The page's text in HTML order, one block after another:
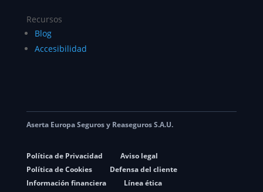
Recursos
Blog
Accesibilidad
Aserta Europa Seguros y Reaseguros S.A.U.
Política de Privacidad
Aviso legal
Política de Cookies
Defensa del cliente
Información financiera
Línea ética